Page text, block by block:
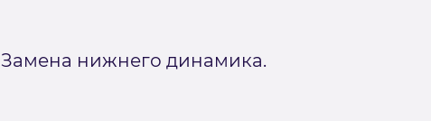
Замена нижнего динамика.